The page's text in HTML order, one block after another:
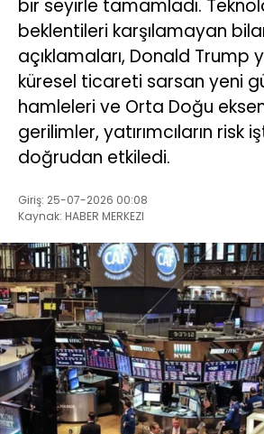
bir seyirle tamamladı.
beklentileri karşılamayan
açıklamaları, Donald Trump
küresel ticareti sarsan yeni
hamleleri ve Orta Doğu
gerilimler, yatırımcıların risk
doğrudan etkiledi.
Giriş: 25-07-2026 00:08
Kaynak: HABER MERKEZI